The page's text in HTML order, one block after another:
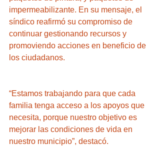
impermeabilizante. En su mensaje, el
síndico reafirmó su compromiso de
continuar gestionando recursos y
promoviendo acciones en beneficio de
los ciudadanos.
“Estamos trabajando para que cada
familia tenga acceso a los apoyos que
necesita, porque nuestro objetivo es
mejorar las condiciones de vida en
nuestro municipio”, destacó.